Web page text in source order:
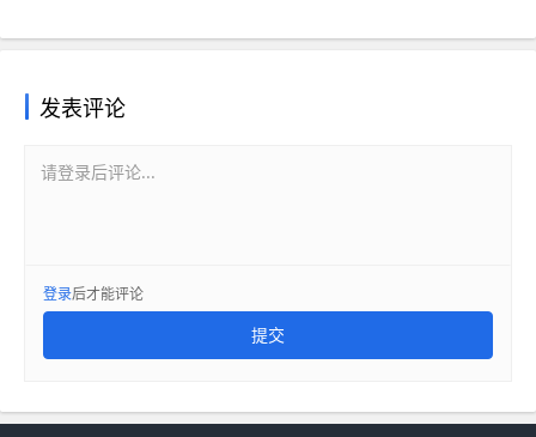
发表评论
请登录后评论...
登录后才能评论
提交